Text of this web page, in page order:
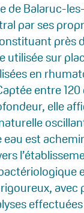
de Balaruc-
par ses
près
utilisée sur
en
entre
elle
eau est
avec